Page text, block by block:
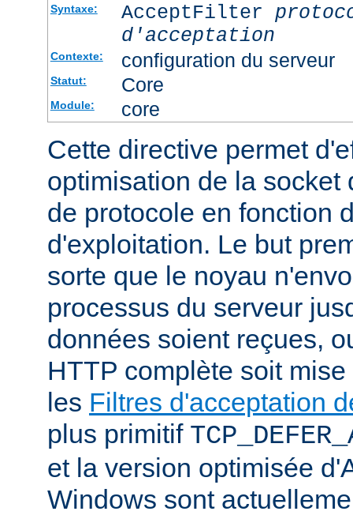
Syntaxe: AcceptFilter
d'acceptation
Contexte: configuration du serveur
Statut: Core
Module: core
Cette directive permet
optimisation de la socket
de protocole en fonction
d'exploitation. Le but
sorte que le noyau
processus du serveur
données soient reçues,
HTTP complète soit
les Filtres d'acceptation
plus primitif
et la version optimisée
Windows sont